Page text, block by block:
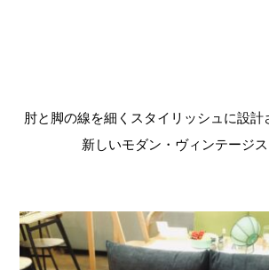
肘と脚の線を細くスタイリッシュに設計
新しいモダン・ヴィンテージ